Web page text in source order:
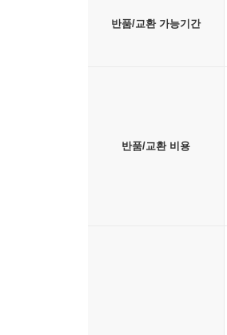
반품/교환 가능기간
반품/교환 비용